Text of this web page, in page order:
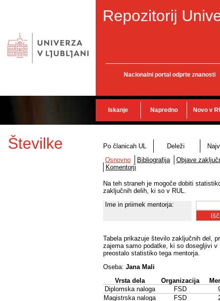
Repozitorij
Nacionalni portal odprte znanosti
Iskanje Napredno Novo v
Številke Po članicah UL Deleži
Osnovno
Bibliografija
Objave
Komentorji
Na teh straneh je mogoče dobiti
zaključnih delih, ki so v RUL.
Ime in priimek mentorja:
Tabela prikazuje število zaključnih del,
zajema samo podatke, ki so dosegljivi
preostalo statistiko tega mentorja.
Oseba: Jana Mali
Vrsta dela
Organizacija
Diplomska naloga
FSD
Magistrska naloga
FSD